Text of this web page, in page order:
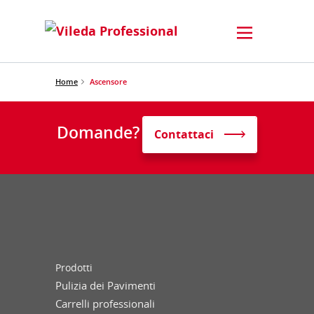
Home Ascensore
Domande? Contattaci
Prodotti
Pulizia dei Pavimenti
Carrelli professionali